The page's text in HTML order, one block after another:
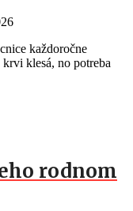
každoročne
klesá, no potreba
rodnom